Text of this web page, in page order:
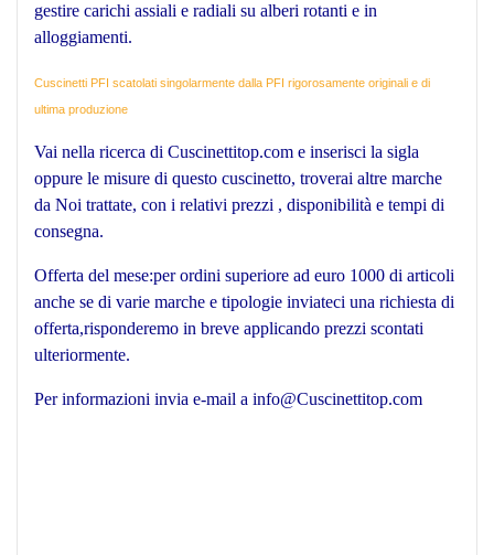
gestire carichi assiali e radiali su alberi rotanti e in
alloggiamenti.
Cuscinetti PFI scatolati singolarmente dalla PFI rigorosamente originali e di
ultima produzione
Vai nella ricerca di Cuscinettitop.com e inserisci la sigla
oppure le misure di questo cuscinetto, troverai altre marche
da Noi trattate, con i relativi prezzi , disponibilità e tempi di
consegna.
Offerta del mese:per ordini superiore ad euro 1000 di articoli
anche se di varie marche e tipologie inviateci una richiesta di
offerta,risponderemo in breve applicando prezzi scontati
ulteriormente.
Per informazioni invia e-mail a info@Cuscinettitop.com